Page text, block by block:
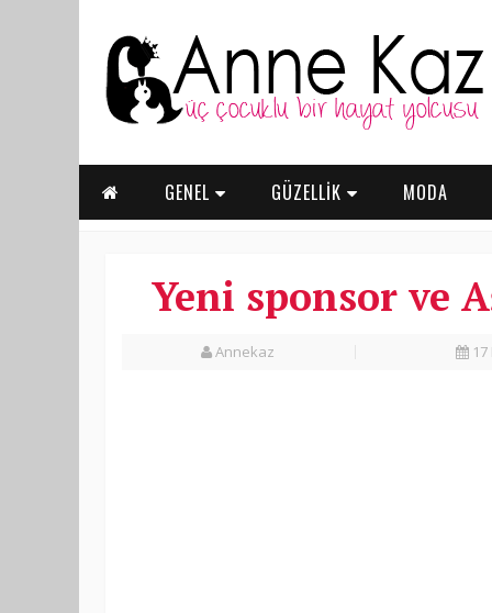
GENEL GÜZELLİK MODA
Yeni sponsor ve
Annekaz